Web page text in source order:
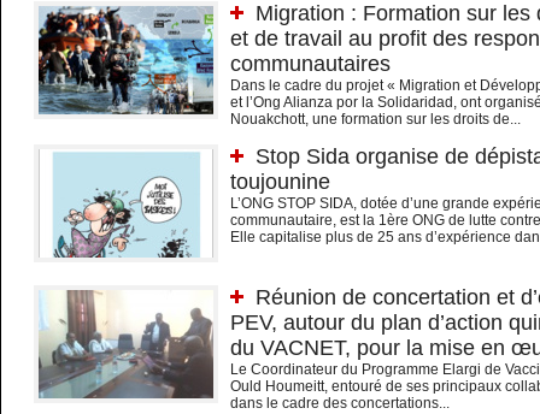
Migration : Formation sur les
et de travail au profit des
communautaires
Dans le cadre du projet « Migration et
et l’Ong Alianza por la Solidaridad, ont
Nouakchott, une formation sur les droits de...
Stop Sida organise de
toujounine
L’ONG STOP SIDA, dotée d’une grande
communautaire, est la 1ère ONG de lutte
Elle capitalise plus de 25 ans d’expérience
Réunion de concertation et
PEV, autour du plan d’action
du VACNET, pour la mise en
Le Coordinateur du Programme Elargi de
Ould Houmeitt, entouré de ses principaux
dans le cadre des concertations...